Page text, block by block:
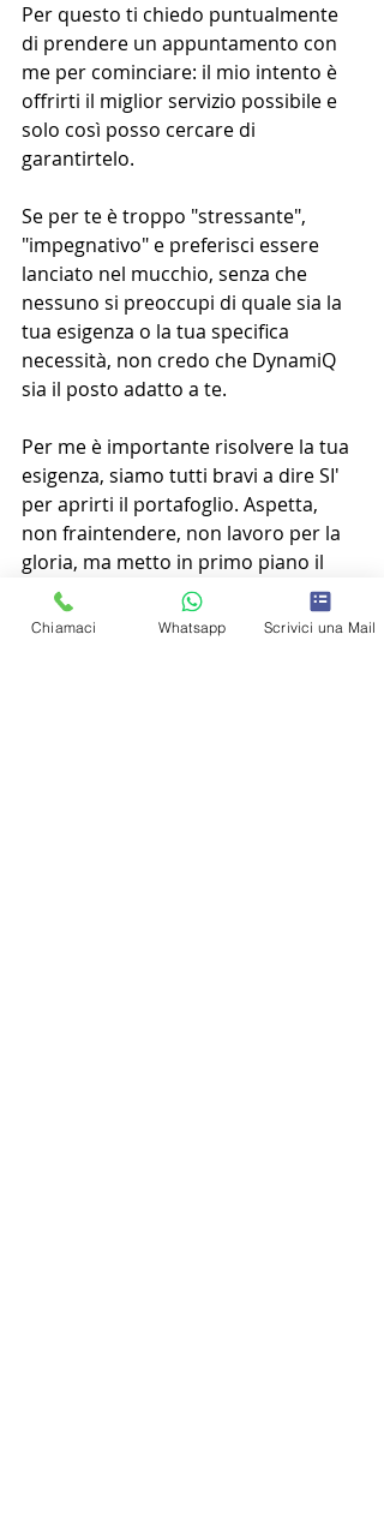
Per questo ti chiedo puntualmente
di prendere un appuntamento con
me per cominciare: il mio intento è
offrirti il miglior servizio possibile e
solo così posso cercare di
garantirtelo.
Se per te è troppo "stressante",
"impegnativo" e preferisci essere
lanciato nel mucchio, senza che
nessuno si preoccupi di quale sia la
tua esigenza o la tua specifica
necessità, non credo che DynamiQ
sia il posto adatto a te.
Per me è importante risolvere la tua
esigenza, siamo tutti bravi a dire SI'
per aprirti il portafoglio. Aspetta,
non fraintendere, non lavoro per la
gloria, ma metto in primo piano il
tuo benessere.
Chiamaci Whatsapp Scrivici una Mail